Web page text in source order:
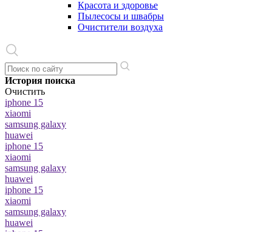
Красота и здоровье
Пылесосы и швабры
Очистители воздуха
История поиска
Очистить
iphone 15
xiaomi
samsung galaxy
huawei
iphone 15
xiaomi
samsung galaxy
huawei
iphone 15
xiaomi
samsung galaxy
huawei